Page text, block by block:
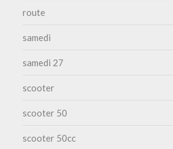
route
samedi
samedi 27
scooter
scooter 50
scooter 50cc